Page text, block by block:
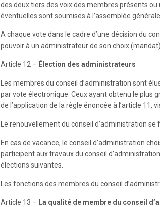
des deux tiers des voix des membres présents
éventuelles sont soumises à l’assemblée
A chaque vote dans le cadre d’une décision du
pouvoir à un administrateur de son choix (mandat).
Article 12 – Élection des administrateurs
Les membres du conseil d’administration sont
par vote électronique. Ceux ayant obtenu le plus
de l’application de la règle énoncée à l’article
Le renouvellement du conseil d’administration se
En cas de vacance, le conseil d’administration
participent aux travaux du conseil
élections suivantes.
Les fonctions des membres du conseil
Article 13 – La qualité de membre du conseil